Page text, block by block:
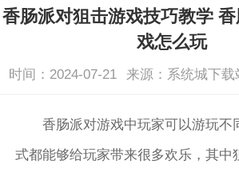
香肠派对狙击游戏技巧教学
戏怎么玩
时间：2024-07-21 来源：系统城下载
香肠派对游戏中玩家可以游玩不
式都能够给玩家带来很多欢乐，其中